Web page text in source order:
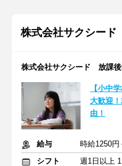
株式会社サクシード
株式会社サクシード 放課
【小中
大歓迎
由！
給与
時給1250
シフト